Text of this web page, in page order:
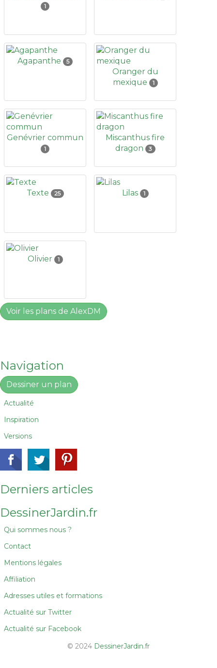
1
Agapanthe 5
Oranger du
mexique
1
Genévrier commun
1
Miscanthus fire
dragon
3
Texte 25 Lilas 1
Olivier 1
Voir les plans de AlexDM
Navigation
Dessiner un plan
Actualité
Inspiration
Versions
Derniers articles
DessinerJardin.fr
Qui sommes nous ?
Contact
Mentions légales
Affiliation
Adresses utiles et formations
Actualité sur Twitter
Actualité sur Facebook
© 2024 DessinerJardin.fr